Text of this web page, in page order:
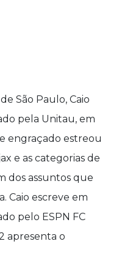
São Paulo, Caio
pela Unitau, em
engraçado estreou
e as categorias de
dos assuntos que
Caio escreve em
pelo ESPN FC
apresenta o